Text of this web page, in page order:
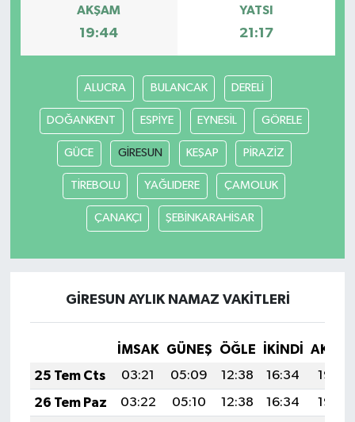
AKŞAM
19:44
YATSI
21:17
ALUCRA BULANCAK DERELİ
DOĞANKENT ESPİYE EYNESİL GÖRELE
GÜCE GİRESUN KEŞAP PİRAZİZ
TİREBOLU YAĞLIDERE ÇAMOLUK
ÇANAKÇI ŞEBİNKARAHİSAR
GİRESUN AYLIK NAMAZ VAKITLERI
İMSAK GÜNEŞ ÖĞLE İKINDI
25 Tem Cts
03:21 05:09 12:38 16:34
19:57
26 Tem Paz
03:22 05:10 12:38 16:34
19:56